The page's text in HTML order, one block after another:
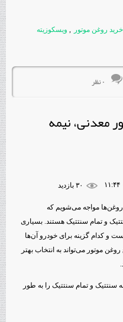
خرید روغن موتور , ویسکوزیته
۰ نظر
معدنی، نیمه
روغن‌ها مواجه می‌شویم که
و تمام سنتتیک هستند. بسیاری
و کدام گزینه برای خودرو آن‌ها
موتور می‌تواند به انتخاب بهتر
سنتتیک و تمام سنتتیک را به طور